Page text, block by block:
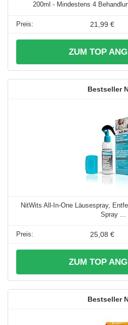
200ml - Mindestens 4
21,99 €
ZUM TOP
NitWits All-In-One Läusespray,
Spray ...
25,08 €
ZUM TOP